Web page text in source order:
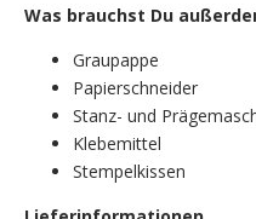
Was brauchst Du
Graupappe
Papierschneider
Stanz- und
Klebemittel
Stempelkissen